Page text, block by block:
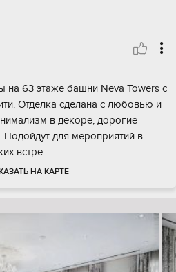
на 63 этаже башни Neva Towers с
Отделка сделана с любовью и
в декоре, дорогие
для мероприятий в
встре...
НА КАРТЕ